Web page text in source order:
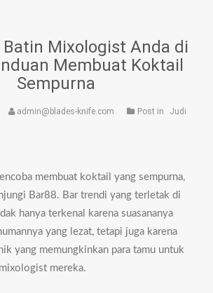
Batin Mixologist Anda di
Membuat Koktail
Sempurna
admin@blades-knife.com Post in
Judi
membuat koktail yang sempurna,
Bar88. Bar trendi yang terletak di
hanya terkenal karena suasananya
yang lezat, tetapi juga karena
yang memungkinkan para tamu untuk
mereka.